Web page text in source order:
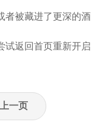
者被藏进了更深的酒
试返回首页重新开启
一页